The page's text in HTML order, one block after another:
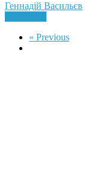
Геннадій Васильєв
« Previous